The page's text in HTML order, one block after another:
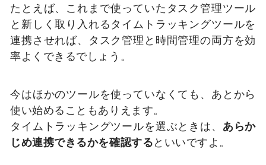
たとえば、これまで使っていたタスク管理ツール
と新しく取り入れるタイムトラッキングツールを
連携させれば、タスク管理と時間管理の両方を効
率よくできるでしょう。
今はほかのツールを使っていなくても、あとから
使い始めることもありえます。
タイムトラッキングツールを選ぶときは、 あらか
じめ連携できるかを確認するといいですよ。